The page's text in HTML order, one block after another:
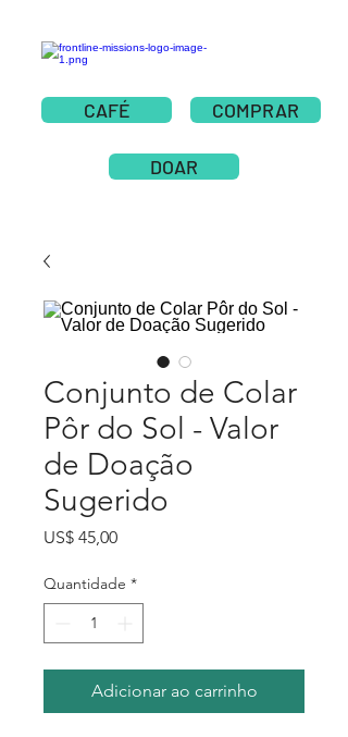
CAFÉ COMPRAR
DOAR
Conjunto de Colar
Pôr do Sol - Valor
de Doação
Sugerido
US$ 45,00Preço
Quantidade *
Adicionar ao carrinho